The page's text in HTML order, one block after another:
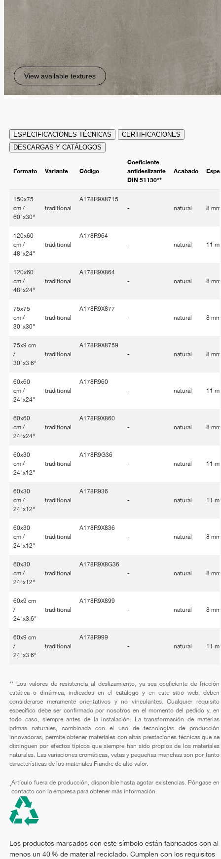
View available textures
ESPECIFICACIONES TÉCNICAS
CERTIFICACIONES
DESCARGAS Y CATÁLOGOS
Formato Variante Código
Coeficiente
antideslizante
DIN 51130**
Acabado
150x75
cm /
60"x30"
traditional
A178R9X8715
-
natural 8 mm
120x60
cm /
48"x24"
traditional
A178R964
-
natural 11
120x60
cm /
48"x24"
traditional
A178R9X864
-
natural 8 mm
75x75
cm /
30"x30"
traditional
A178R9X877
-
natural 8 mm
75x9 cm
/
30"x3.6"
traditional
A178R9X8759
-
natural 8 mm
60x60
cm /
24"x24"
traditional
A178R960
-
natural 11
60x60
cm /
24"x24"
traditional
A178R9X860
-
natural 8 mm
60x30
cm /
24"x12"
traditional
A178R9G36
-
natural 11
60x30
cm /
24"x12"
traditional
A178R936
-
natural 11
60x30
cm /
24"x12"
traditional
A178R9X836
-
natural 8 mm
60x30
cm /
24"x12"
traditional
A178R9X8G36
-
natural 8 mm
60x9 cm
/
24"x3.6"
traditional
A178R9X899
-
natural 8 mm
60x9 cm
/
24"x3.6"
traditional
A178R999
-
natural 11
** Los valores de resistencia al deslizamiento, ya sea coeficiente de fricción
estática o dinámica, indicados en el catálogo y en este sitio web, deben
considerarse meramente orientativos y no vinculantes. Cualquier requisito
específico debe ser confirmado por nosotros en el momento del pedido y, en
todo caso, siempre antes de la instalación. La transformación de materias
primas naturales, combinada con el uso de tecnologías de producción
innovadoras, permite obtener materiales con altas prestaciones técnicas que se
distinguen por efectos típicos que siempre han sido propios de los materiales
naturales. Las variaciones cromáticas, vetas y pequeñas manchas son por tanto
características de los materiales Fiandre de alto valor.
*
Artículo fuera de producción, disponible hasta agotar existencias. Póngase en
contacto con la empresa para obtener más información.
Los productos marcados con este símbolo están fabricados con al
menos un 40 % de material reciclado. Cumplen con los requisitos